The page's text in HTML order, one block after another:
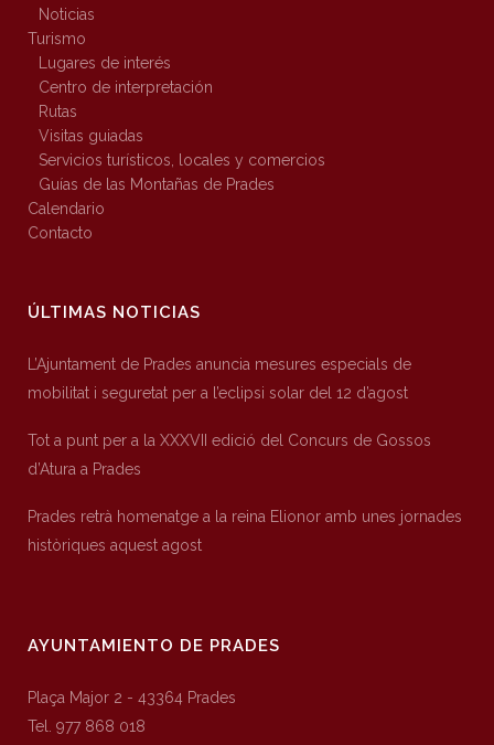
Noticias
Turismo
Lugares de interés
Centro de interpretación
Rutas
Visitas guiadas
Servicios turísticos, locales y comercios
Guías de las Montañas de Prades
Calendario
Contacto
ÚLTIMAS NOTICIAS
L’Ajuntament de Prades anuncia mesures especials de
mobilitat i seguretat per a l’eclipsi solar del 12 d’agost
Tot a punt per a la XXXVII edició del Concurs de Gossos
d’Atura a Prades
Prades retrà homenatge a la reina Elionor amb unes jornades
històriques aquest agost
AYUNTAMIENTO DE PRADES
Plaça Major 2 - 43364 Prades
Tel. 977 868 018